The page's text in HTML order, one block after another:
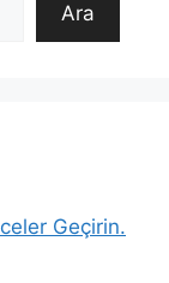
Ara
Geçirin.